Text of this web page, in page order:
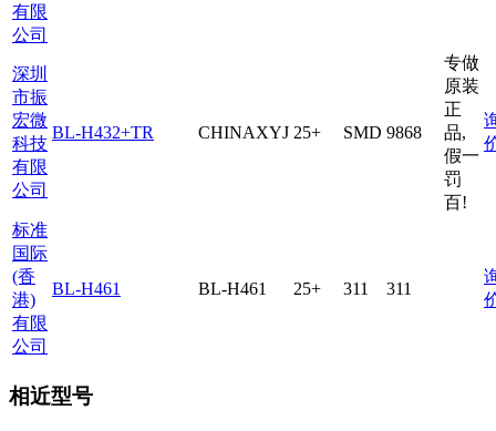
有限
公司
深圳
市振
宏微
科技
有限
公司
BL-H432+TR CHINAXYJ 25+ SMD 9868
专做
原装
正
品,
假一
罚
百!
标准
国际
(香
港)
有限
公司
BL-H461 BL-H461 25+ 311 311
相近型号